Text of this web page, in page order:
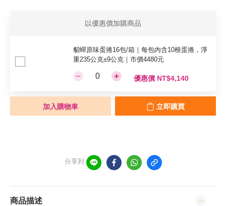
以優惠價加購商品
貂蟬原味蛋捲16包/箱｜每包內含10根蛋捲，淨
重235公克±9公克｜市價4480元
優惠價 NT$4,140
加入購物車 立即購買
分享到
商品描述